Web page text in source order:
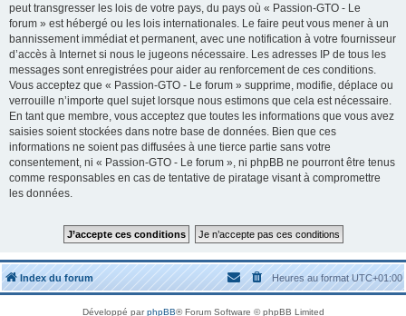
peut transgresser les lois de votre pays, du pays où « Passion-GTO - Le
forum » est hébergé ou les lois internationales. Le faire peut vous mener à un
bannissement immédiat et permanent, avec une notification à votre fournisseur
d’accès à Internet si nous le jugeons nécessaire. Les adresses IP de tous les
messages sont enregistrées pour aider au renforcement de ces conditions.
Vous acceptez que « Passion-GTO - Le forum » supprime, modifie, déplace ou
verrouille n’importe quel sujet lorsque nous estimons que cela est nécessaire.
En tant que membre, vous acceptez que toutes les informations que vous avez
saisies soient stockées dans notre base de données. Bien que ces
informations ne soient pas diffusées à une tierce partie sans votre
consentement, ni « Passion-GTO - Le forum », ni phpBB ne pourront être tenus
comme responsables en cas de tentative de piratage visant à compromettre
les données.
Index du forum Heures au formatUTC+01:00
Développé parphpBB® Forum Software © phpBB Limited